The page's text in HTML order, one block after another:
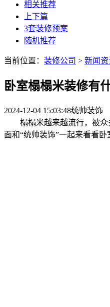
相关推荐
上下篇
3套装修预案
随机推荐
当前位置： 装修公司 > 新闻资
卧室榻榻米装修有
2024-12-04 15:03:48统帅装饰
榻榻米越来越流行，被众多
面和“统帅装饰”一起来看看